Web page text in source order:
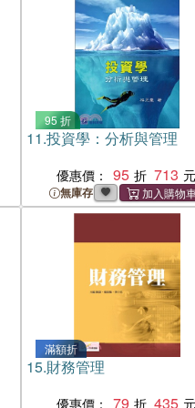
95 折
11.投資學：分析與管理
優惠價： 95 713
無庫存
滿額折
15.財務管理
優惠價： 79 435